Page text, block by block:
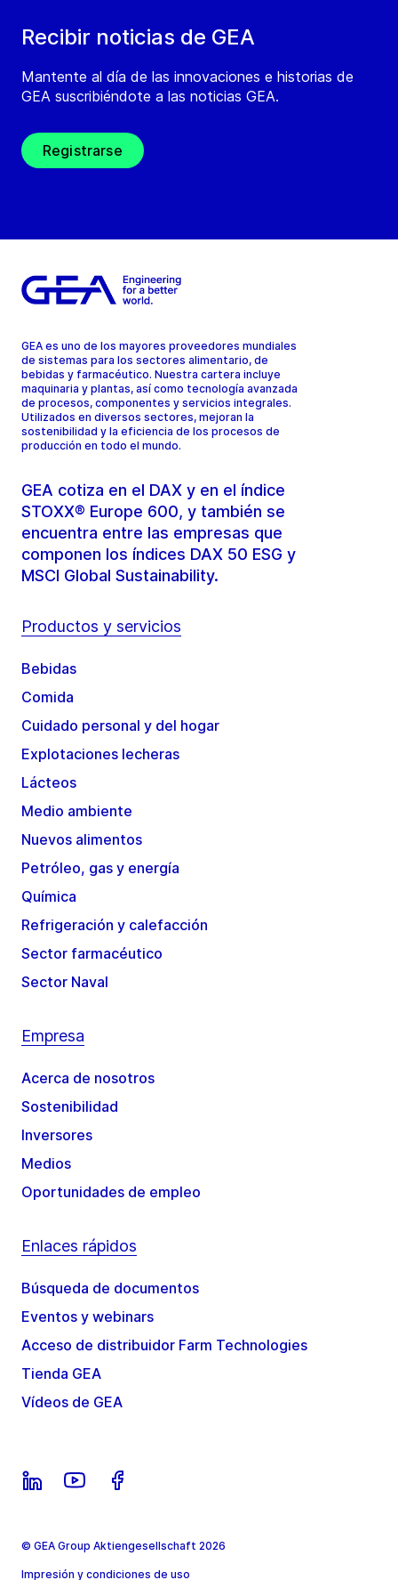
Recibir noticias de GEA
Mantente al día de las innovaciones e historias de
GEA suscribiéndote a las noticias GEA.
Registrarse
GEA es uno de los mayores proveedores mundiales
de sistemas para los sectores alimentario, de
bebidas y farmacéutico. Nuestra cartera incluye
maquinaria y plantas, así como tecnología avanzada
de procesos, componentes y servicios integrales.
Utilizados en diversos sectores, mejoran la
sostenibilidad y la eficiencia de los procesos de
producción en todo el mundo.
GEA cotiza en el DAX y en el índice
STOXX® Europe 600, y también se
encuentra entre las empresas que
componen los índices DAX 50 ESG y
MSCI Global Sustainability.
Productos y servicios
Bebidas
Comida
Cuidado personal y del hogar
Explotaciones lecheras
Lácteos
Medio ambiente
Nuevos alimentos
Petróleo, gas y energía
Química
Refrigeración y calefacción
Sector farmacéutico
Sector Naval
Empresa
Acerca de nosotros
Sostenibilidad
Inversores
Medios
Oportunidades de empleo
Enlaces rápidos
Búsqueda de documentos
Eventos y webinars
Acceso de distribuidor Farm Technologies
Tienda GEA
Vídeos de GEA
© GEA Group Aktiengesellschaft 2026
Impresión y condiciones de uso